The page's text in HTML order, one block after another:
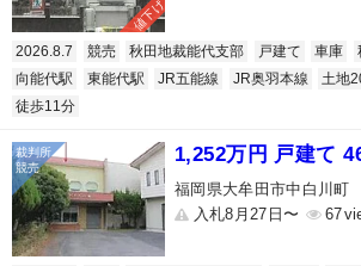
値下げ
2026.8.7 競売 秋田地裁能代支部 戸建て 車庫
向能代駅
東能代駅 JR五能線 JR奥羽本線 土地
徒歩11分
1,252万円 戸建て
福岡県大牟田市中白川町
入札8月27日〜
67